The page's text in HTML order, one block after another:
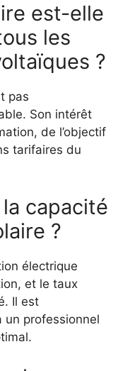
est-elle
les
?
pas
Son intérêt
de l’objectif
tarifaires du
capacité
?
électrique
et le taux
Il est
un professionnel